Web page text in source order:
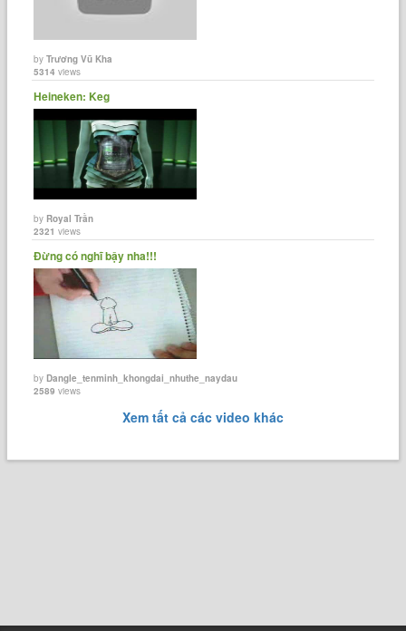
byTrương Vũ Kha
5314 views
Heineken: Keg
by Royal Trần
2321 views
Đừng có nghĩ bậy nha!!!
byDangle_tenminh_khongdai_nhuthe_naydau
2589 views
Xem tất cả các video khác